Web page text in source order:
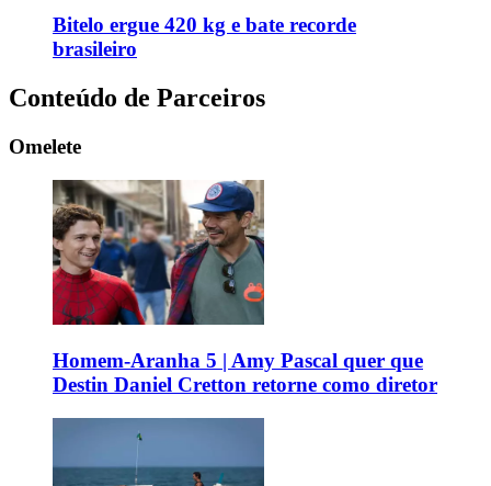
Bitelo ergue 420 kg e bate recorde
brasileiro
Conteúdo de Parceiros
Omelete
Homem-Aranha 5 | Amy Pascal quer que
Destin Daniel Cretton retorne como diretor